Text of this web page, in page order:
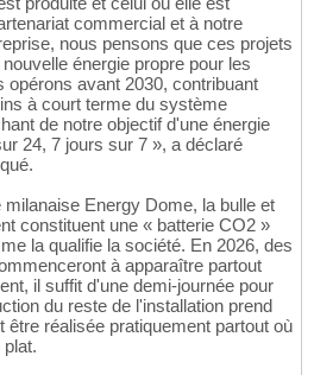
commercial et à notre
nous pensons que ces projets
énergie propre pour les
opérons avant 2030, contribuant
à court terme du système
de notre objectif d'une énergie
24, 7 jours sur 7 », a déclaré
Energy Dome, la bulle et
constituent une « batterie CO2 »
la qualifie la société. En 2026, des
à apparaître partout
il suffit d'une demi-journée pour
du reste de l'installation prend
être réalisée pratiquement partout où